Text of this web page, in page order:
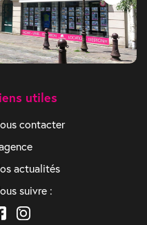
utiles
contacter
actualités
suivre :